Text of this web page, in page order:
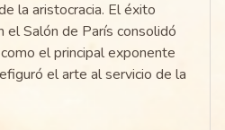
la aristocracia. El éxito
el Salón de París consolidó
el principal exponente
el arte al servicio de la